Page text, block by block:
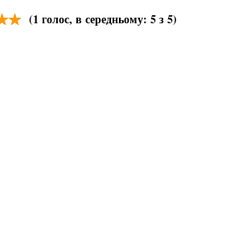
(1 голос, в середньому: 5з 5)